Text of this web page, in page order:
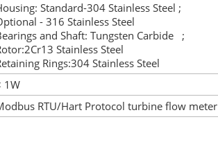
Standard-304 Stainless Steel ;
- 316 Stainless Steel
and Shaft: Tungsten Carbide ;
Stainless Steel
Rings:304 Stainless Steel
1W
RTU/Hart Protocol turbine flow meter